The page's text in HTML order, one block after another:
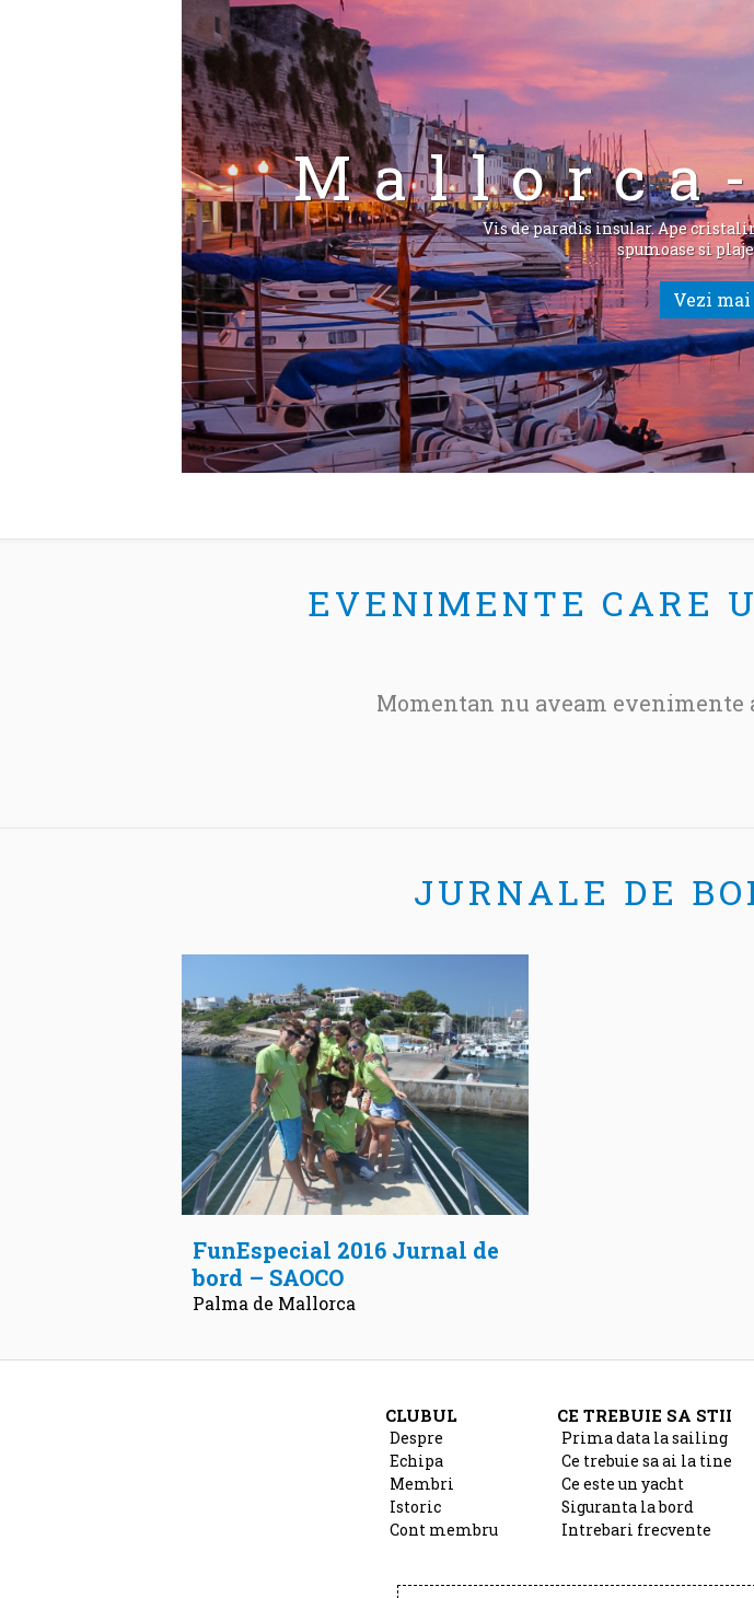
Vis de paradis insular. Ape
spumoase si
Vezi
EVENIMENTE CARE
Momentan nu aveam
JURNALE DE
FunEspecial 2016 Jurnal de
bord – SAOCO
Palma de Mallorca
CLUBUL
Despre
Echipa
Membri
Istoric
Cont membru
CE TREBUIE SA STII
Prima data la sailing
Ce trebuie sa ai la tine
Ce este un yacht
Siguranta la bord
Intrebari frecvente